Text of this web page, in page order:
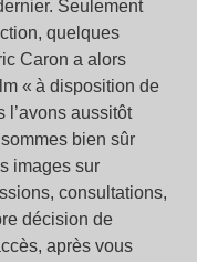
Seulement
quelques
Caron a alors
« à disposition de
l’avons aussitôt
bien sûr
images sur
consultations,
décision de
après vous